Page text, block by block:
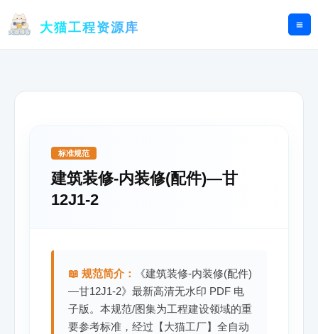
大猫工程资源库
标准规范
建筑装修-内装修(配件)—甘
12J1-2
📖 规范简介：
《建筑装修-内装修(配件)
—甘12J1-2》最新高清无水印 PDF 电
子版。本规范/图集为工程建设领域的重
要参考标准，经过【大猫工厂】全自动